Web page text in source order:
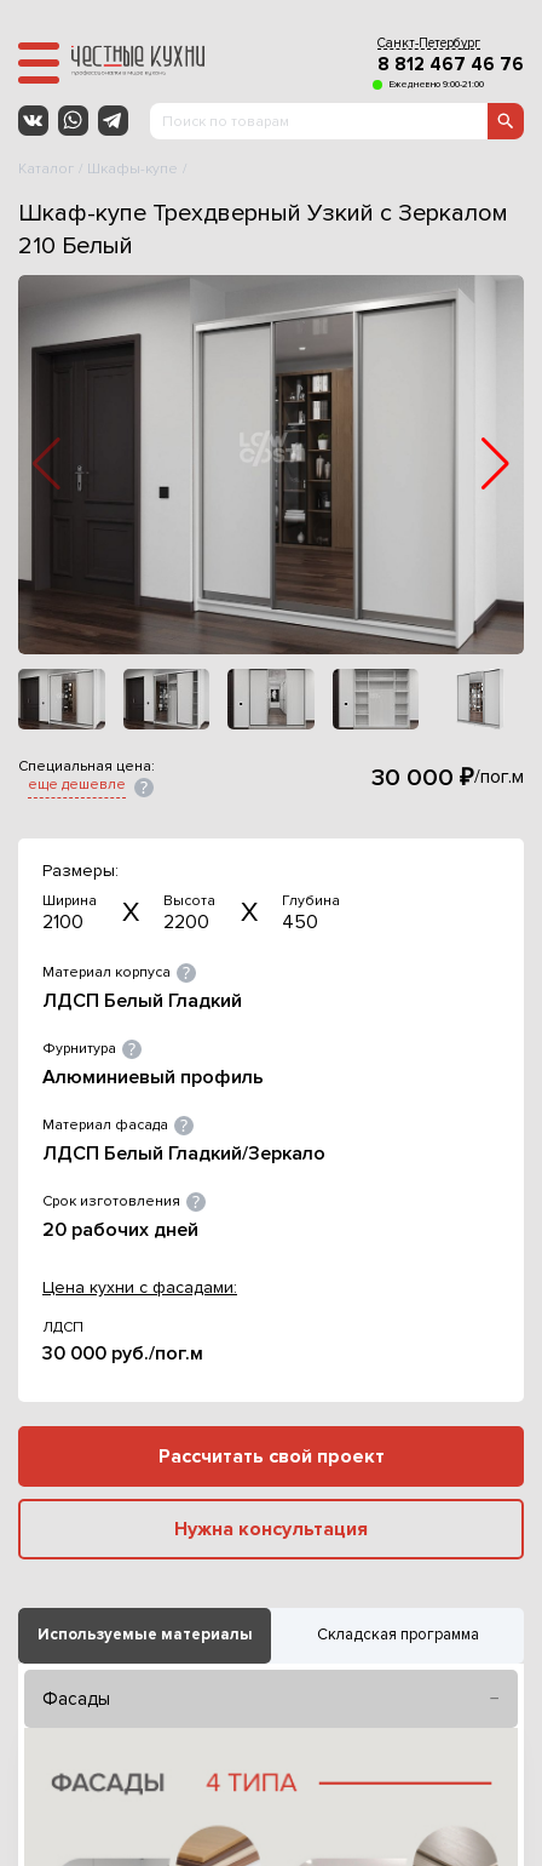
Санкт-Петербург
8 812 467 46 76
Ежедневно 9:00-21:00
Каталог Шкафы-купе
Шкаф-купе Трехдверный Узкий с Зеркалом
210 Белый
Специальная цена:
еще дешевле
30 000 ₽/пог.м
Размеры:
Ширина
2100
Высота
2200
Глубина
450
Материал корпуса
ЛДСП Белый Гладкий
Фурнитура
Алюминиевый профиль
Материал фасада
ЛДСП Белый Гладкий/Зеркало
Срок изготовления
20 рабочих дней
Цена кухни с фасадами:
ЛДСП
30 000 руб./пог.м
Рассчитать свой проект
Нужна консультация
Используемые материалы Складская программа
Фасады